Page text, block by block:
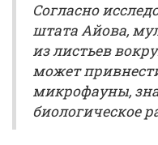
Согласно
штата Айова,
из листьев
может
микрофауны,
биологическое